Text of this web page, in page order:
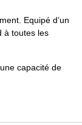
Equipé d’un
à toutes les
capacité de